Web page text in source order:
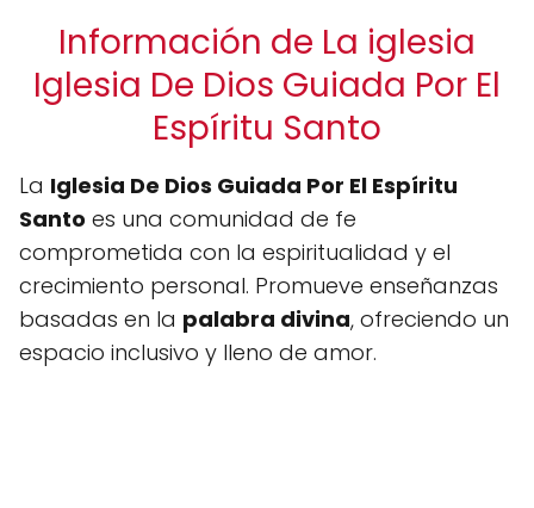
Información de La iglesia
Iglesia De Dios Guiada Por El
Espíritu Santo
La Iglesia De Dios Guiada Por El Espíritu
Santo es una comunidad de fe
comprometida con la espiritualidad y el
crecimiento personal. Promueve enseñanzas
basadas en la palabra divina, ofreciendo un
espacio inclusivo y lleno de amor.